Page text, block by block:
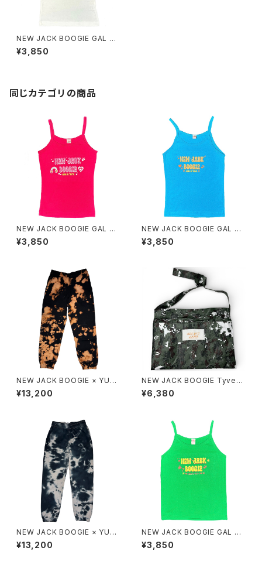
NEW JACK BOOGIE GAL Ca
misole
¥3,850
同じカテゴリの商品
NEW JACK BOOGIE GAL Ca
misole
¥3,850
NEW JACK BOOGIE GAL Ca
misole
¥3,850
NEW JACK BOOGIE × YUKI
DYE 12.0oz SWEAT PANTS
¥13,200
NEW JACK BOOGIE Tyvek
®︎ Digital Patten Musette
¥6,380
NEW JACK BOOGIE × YUKI
DYE 12.0oz SWEAT PANTS
¥13,200
NEW JACK BOOGIE GAL Ca
misole
¥3,850